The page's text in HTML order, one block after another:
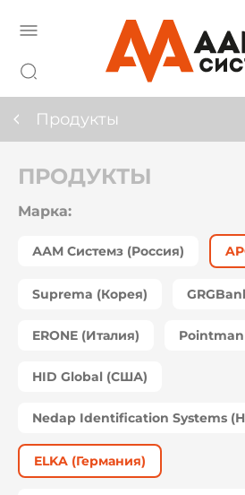
Продукты
ПРОДУКТЫ
Марка:
ААМ Системз (Россия)
Suprema (Корея)
ERONE (Италия)
HID Global (США)
Nedap Identification Systems
ELKA (Германия)